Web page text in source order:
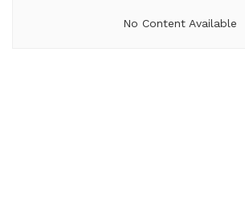
No Content Available